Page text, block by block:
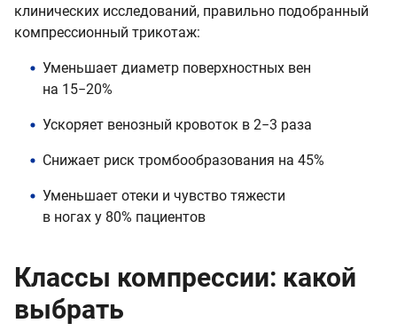
клинических исследований, правильно подобранный
компрессионный трикотаж:
Уменьшает диаметр поверхностных вен
на 15−20%
Ускоряет венозный кровоток в 2−3 раза
Снижает риск тромбообразования на 45%
Уменьшает отеки и чувство тяжести
в ногах у 80% пациентов
Классы компрессии: какой
выбрать